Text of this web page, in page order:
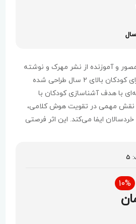
و آموزنده از نشر مهرک و نوشته
مرضیه تاجری است که برای کودکان بالای ۲ سال طراحی شده
کتاب ۲۸ صفحه‌ای با هدف آشناسازی کودکان با
نقش مهمی در تقویت هوش کلامی،
ایفا می‌کند. این اثر فرصتی
5
10%